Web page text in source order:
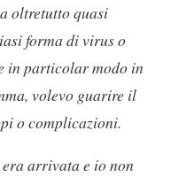
oltretutto quasi
forma di virus o
in particolar modo in
volevo guarire il
o complicazioni.
arrivata e io non